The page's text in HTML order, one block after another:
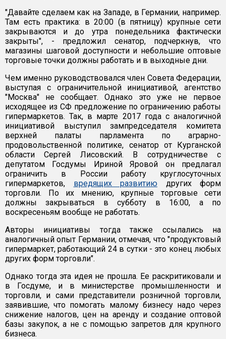
"Давайте сделаем как на Западе, в Германии, например.
Там есть практика: в 20:00 (в пятницу) крупные сети
закрываются и до утра понедельника фактически
закрыты", - предложил сенатор, подчеркнув, что
магазины шаговой доступности и небольшие оптовые
торговые точки должны работать и в выходные дни.
Чем именно руководствовался член Совета Федерации,
выступая с ограничительной инициативой, агентство
"Москва" не сообщает. Однако это уже не первое
исходящее из СФ предложение по ограничению работы
гипермаркетов. Так, в марте 2017 года с аналогичной
инициативой выступил зампредседателя комитета
верхней палаты парламента по аграрно-
продовольственной политике, сенатор от Курганской
области Сергей Лисовский. В сотрудничестве с
депутатом Госдумы Ириной Яровой он предлагал
ограничить в России работу круглосуточных
гипермаркетов, вредящих развитию других форм
торговли. По их мнению, крупные торговые сети
должны закрываться в субботу в 16:00, а по
воскресеньям вообще не работать.
Авторы инициативы тогда также ссылались на
аналогичный опыт Германии, отмечая, что "продуктовый
гипермаркет, работающий 24 в сутки - это конец любых
других форм торговли".
Однако тогда эта идея не прошла. Ее раскритиковали и
в Госдуме, и в министерстве промышленности и
торговли, и сами представители розничной торговли,
заявившие, что помогать малому бизнесу надо через
снижение налогов, цен на аренду и создание оптовой
базы закупок, а не с помощью запретов для крупного
бизнеса.